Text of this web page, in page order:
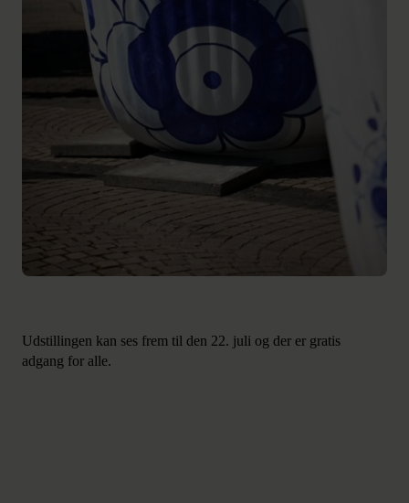
Udstillingen kan ses frem til den 22. juli og der er gratis
adgang for alle.